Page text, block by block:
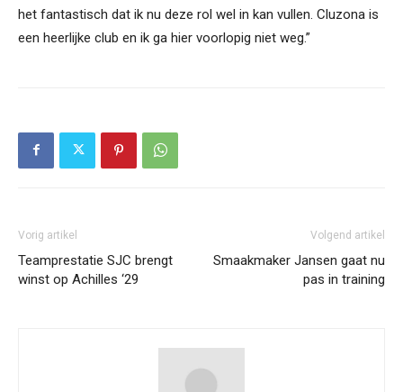
het fantastisch dat ik nu deze rol wel in kan vullen. Cluzona is
een heerlijke club en ik ga hier voorlopig niet weg.”
Vorig artikel
Teamprestatie SJC brengt
winst op Achilles ‘29
Volgend artikel
Smaakmaker Jansen gaat nu
pas in training